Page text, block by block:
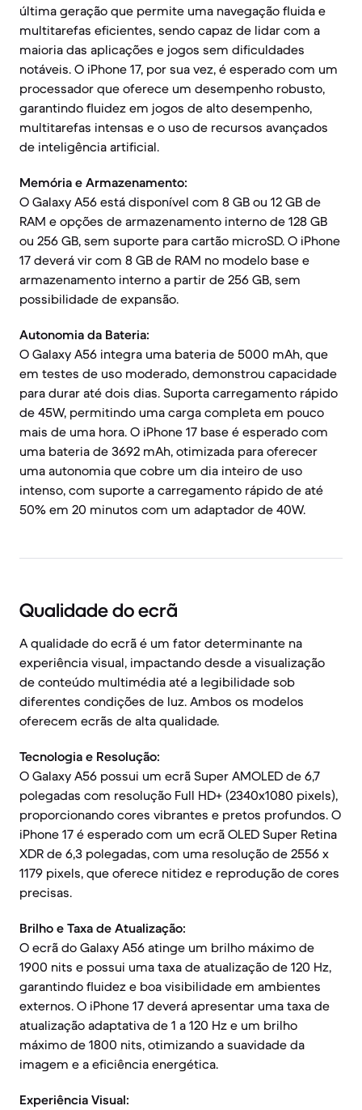
última geração que permite uma navegação fluida e
multitarefas eficientes, sendo capaz de lidar com a
maioria das aplicações e jogos sem dificuldades
notáveis. O iPhone 17, por sua vez, é esperado com um
processador que oferece um desempenho robusto,
garantindo fluidez em jogos de alto desempenho,
multitarefas intensas e o uso de recursos avançados
de inteligência artificial.
Memória e Armazenamento:
O Galaxy A56 está disponível com 8 GB ou 12 GB de
RAM e opções de armazenamento interno de 128 GB
ou 256 GB, sem suporte para cartão microSD. O iPhone
17 deverá vir com 8 GB de RAM no modelo base e
armazenamento interno a partir de 256 GB, sem
possibilidade de expansão.
Autonomia da Bateria:
O Galaxy A56 integra uma bateria de 5000 mAh, que
em testes de uso moderado, demonstrou capacidade
para durar até dois dias. Suporta carregamento rápido
de 45W, permitindo uma carga completa em pouco
mais de uma hora. O iPhone 17 base é esperado com
uma bateria de 3692 mAh, otimizada para oferecer
uma autonomia que cobre um dia inteiro de uso
intenso, com suporte a carregamento rápido de até
50% em 20 minutos com um adaptador de 40W.
Qualidade do ecrã
A qualidade do ecrã é um fator determinante na
experiência visual, impactando desde a visualização
de conteúdo multimédia até a legibilidade sob
diferentes condições de luz. Ambos os modelos
oferecem ecrãs de alta qualidade.
Tecnologia e Resolução:
O Galaxy A56 possui um ecrã Super AMOLED de 6,7
polegadas com resolução Full HD+ (2340x1080 pixels),
proporcionando cores vibrantes e pretos profundos. O
iPhone 17 é esperado com um ecrã OLED Super Retina
XDR de 6,3 polegadas, com uma resolução de 2556 x
1179 pixels, que oferece nitidez e reprodução de cores
precisas.
Brilho e Taxa de Atualização:
O ecrã do Galaxy A56 atinge um brilho máximo de
1900 nits e possui uma taxa de atualização de 120 Hz,
garantindo fluidez e boa visibilidade em ambientes
externos. O iPhone 17 deverá apresentar uma taxa de
atualização adaptativa de 1 a 120 Hz e um brilho
máximo de 1800 nits, otimizando a suavidade da
imagem e a eficiência energética.
Experiência Visual: